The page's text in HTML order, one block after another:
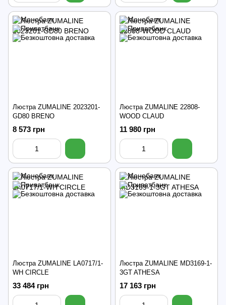
Люстра ZUMALINE 2023201-
GD80 BRENO
8 573 грн
Люстра ZUMALINE 22808-
WOOD CLAUD
11 980 грн
Люстра ZUMALINE LA0717/1-
WH CIRCLE
33 484 грн
Люстра ZUMALINE MD3169-1-
3GT ATHESA
17 163 грн